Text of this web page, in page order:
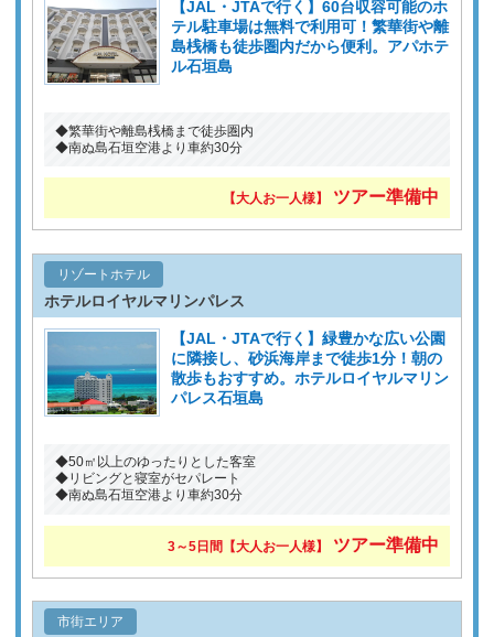
【JAL・JTAで行く】60台収容可能のホ
テル駐車場は無料で利用可！繁華街や離
島桟橋も徒歩圏内だから便利。アパホテ
ル石垣島
◆繁華街や離島桟橋まで徒歩圏内
◆南ぬ島石垣空港より車約30分
【大人お一人様】 ツアー準備中
リゾートホテル
ホテルロイヤルマリンパレス
【JAL・JTAで行く】緑豊かな広い公園
に隣接し、砂浜海岸まで徒歩1分！朝の
散歩もおすすめ。ホテルロイヤルマリン
パレス石垣島
◆50㎡以上のゆったりとした客室
◆リビングと寝室がセパレート
◆南ぬ島石垣空港より車約30分
3～5日間【大人お一人様】 ツアー準備中
市街エリア